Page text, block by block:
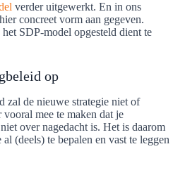
verder uitgewerkt. En in ons
concreet vorm aan gegeven.
SDP-model opgesteld dient te
op
zal de nieuwe strategie niet of
mee te maken dat je
over nagedacht is. Het is daarom
(deels) te bepalen en vast te leggen